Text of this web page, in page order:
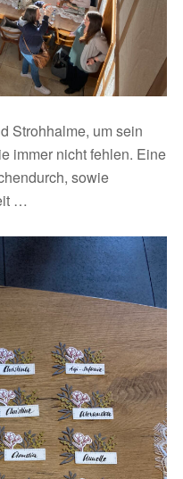
Strohhalme, um sein
immer nicht fehlen. Eine
sowie
…